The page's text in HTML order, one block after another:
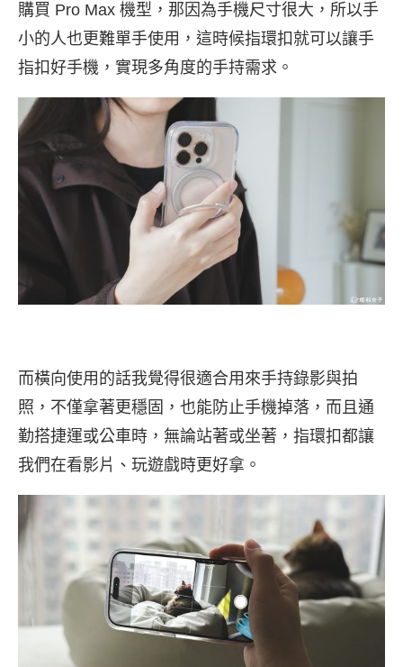
購買 Pro Max 機型，那因為手機尺寸很大，所以手
小的人也更難單手使用，這時候指環扣就可以讓手
指扣好手機，實現多角度的手持需求。
而橫向使用的話我覺得很適合用來手持錄影與拍
照，不僅拿著更穩固，也能防止手機掉落，而且通
勤搭捷運或公車時，無論站著或坐著，指環扣都讓
我們在看影片、玩遊戲時更好拿。